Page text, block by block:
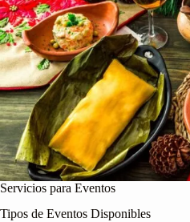
Servicios para Eventos
Tipos de Eventos Disponibles